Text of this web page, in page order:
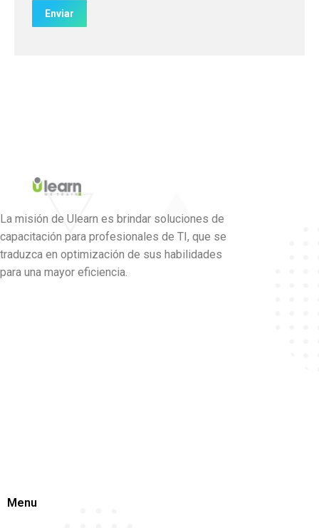
La misión de Ulearn es brindar soluciones de
capacitación para profesionales de TI, que se
traduzca en optimización de sus habilidades
para una mayor eficiencia.
Menu